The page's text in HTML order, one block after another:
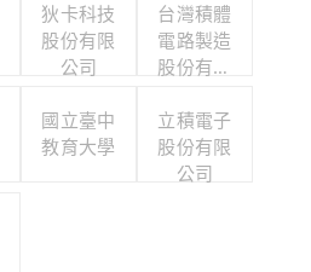
狄卡科技
股份有限
公司
台灣積體
電路製造
股份有限
國立臺中
教育大學
立積電子
股份有限
公司